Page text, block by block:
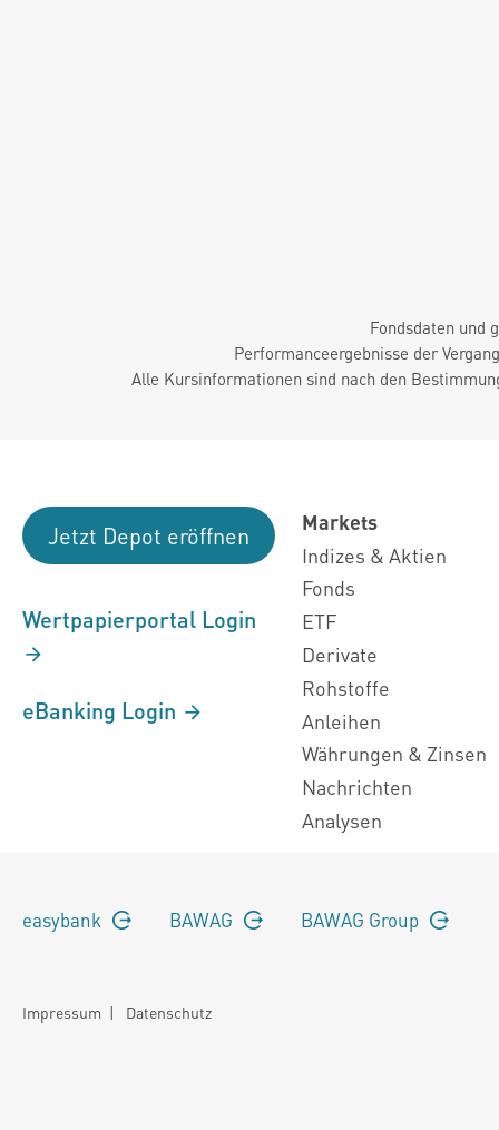
Fondsdaten und
Performanceergebnisse der
Alle Kursinformationen sind nach den
Jetzt Depot eröffnen
Wertpapierportal Login
eBanking Login
Markets
Indizes & Aktien
Fonds
ETF
Derivate
Rohstoffe
Anleihen
Währungen & Zinsen
Nachrichten
Analysen
easybank BAWAG BAWAG Group
Impressum | Datenschutz